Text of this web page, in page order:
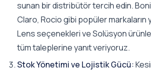
sunan bir distribütör tercih edin.
Claro, Rocio gibi popüler markaların
Lens seçenekleri ve Solüsyon
tüm taleplerine yanıt veriyoruz.
Stok Yönetimi ve Lojistik Gücü: